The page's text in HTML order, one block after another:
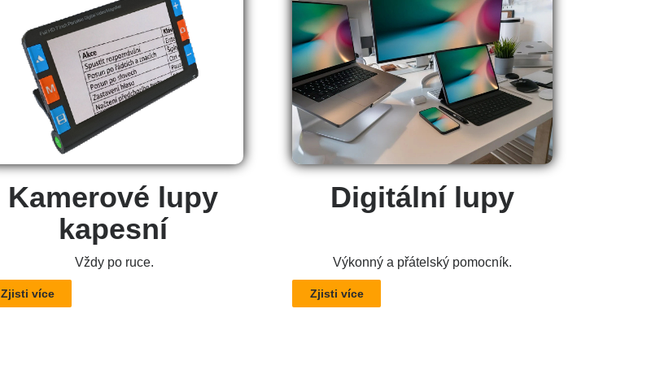
Kamerové lupy
kapesní
Vždy po ruce.
Zjisti více
Digitální lupy
Výkonný a přátelský pomocník.
Zjisti více